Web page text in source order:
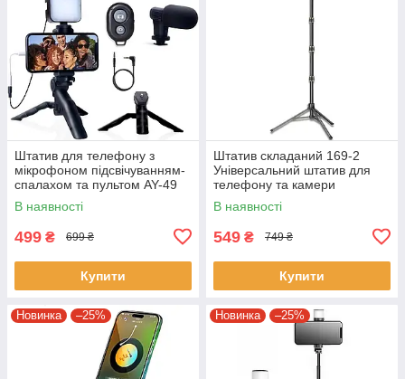
Штатив для телефону з
мікрофоном підсвічуванням-
спалахом та пультом AY-49
Набір блогера 4 в 1
В наявності
499 ₴ 699 ₴
Купити
Штатив складаний 169-2
Універсальний штатив для
телефону та камери
В наявності
549 ₴ 749 ₴
Купити
Новинка –25% Новинка –25%